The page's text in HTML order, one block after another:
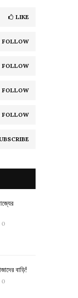
C
H
LIKE
FOLLOW
FOLLOW
FOLLOW
FOLLOW
0
বাড়ি!
0